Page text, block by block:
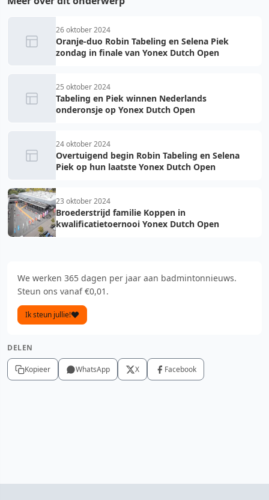
26 oktober 2024
Oranje-duo Robin Tabeling en Selena Piek
zondag in finale van Yonex Dutch Open
25 oktober 2024
Tabeling en Piek winnen Nederlands
onderonsje op Yonex Dutch Open
24 oktober 2024
Overtuigend begin Robin Tabeling en Selena
Piek op hun laatste Yonex Dutch Open
23 oktober 2024
Broederstrijd familie Koppen in
kwalificatietoernooi Yonex Dutch Open
We werken 365 dagen per jaar aan badmintonnieuws.
Steun ons vanaf €0,01.
Ik steun jullie!
DELEN
Kopieer WhatsApp X Facebook